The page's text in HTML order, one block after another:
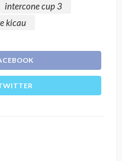
intercone cup 3
kicau